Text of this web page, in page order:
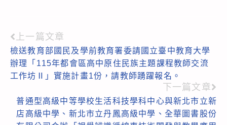
Read
more
articles
上一篇文章
檢送教育部國民及學前教育署委請國立臺中教育大學
辦理「115年都會區高中原住民族主題課程教師交流
工作坊Ⅱ」實施計畫1份，請教師踴躍報名。
下一篇文章
普通型高級中等學校生活科技學科中心與新北市立新
店高級中學、新北市立丹鳳高級中學、全華圖書股份